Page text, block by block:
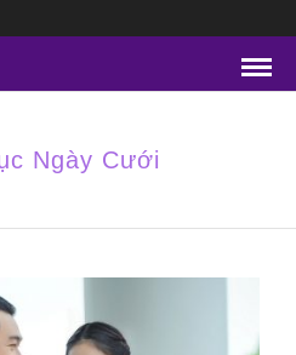
Ngày Cưới